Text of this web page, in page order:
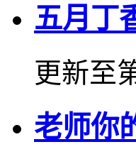
五月丁
更新至
老师你